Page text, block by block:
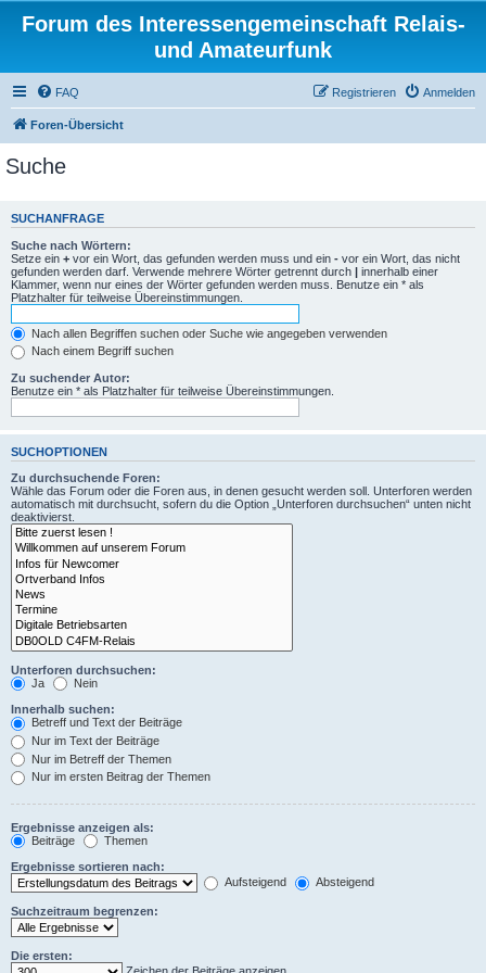
Forum des Interessengemeinschaft Relais-
und Amateurfunk
FAQ Anmelden
Registrieren
Foren-Übersicht
Suche
SUCHANFRAGE
Suche nach Wörtern:
Setze ein + vor ein Wort, das gefunden werden muss und ein - vor ein Wort, das nicht
gefunden werden darf. Verwende mehrere Wörter getrennt durch | innerhalb einer
Klammer, wenn nur eines der Wörter gefunden werden muss. Benutze ein * als
Platzhalter für teilweise Übereinstimmungen.
Nach allen Begriffen suchen oder Suche wie angegeben verwenden
Nach einem Begriff suchen
Zu suchender Autor:
Benutze ein * als Platzhalter für teilweise Übereinstimmungen.
SUCHOPTIONEN
Zu durchsuchende Foren:
Wähle das Forum oder die Foren aus, in denen gesucht werden soll. Unterforen werden
automatisch mit durchsucht, sofern du die Option „Unterforen durchsuchen“ unten nicht
deaktivierst.
Unterforen durchsuchen:
Ja
Nein
Innerhalb suchen:
Betreff und Text der Beiträge
Nur im Text der Beiträge
Nur im Betreff der Themen
Nur im ersten Beitrag der Themen
Ergebnisse anzeigen als:
Beiträge
Themen
Ergebnisse sortieren nach:
Aufsteigend
Absteigend
Suchzeitraum begrenzen:
Die ersten: